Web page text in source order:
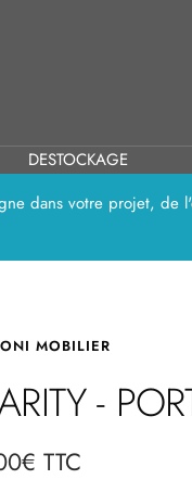
DESTOCKAGE
dans votre projet, de
MOBILIER
-
TTC